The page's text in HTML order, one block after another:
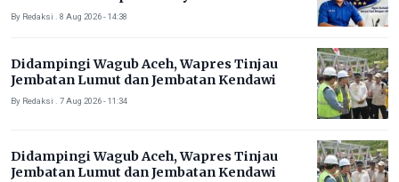
Timur
By Redaksi . 8 Aug 2026 - 14:38
Didampingi Wagub Aceh, Wapres Tinjau
Jembatan Lumut dan Jembatan Kendawi
By Redaksi . 7 Aug 2026 - 11:34
Didampingi Wagub Aceh, Wapres Tinjau
Jembatan Lumut dan Jembatan Kendawi